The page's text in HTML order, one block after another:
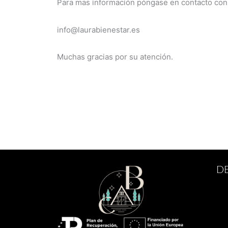
Para mas información póngase en contacto con
info@laurabienestar.es
Muchas gracias por su atención.